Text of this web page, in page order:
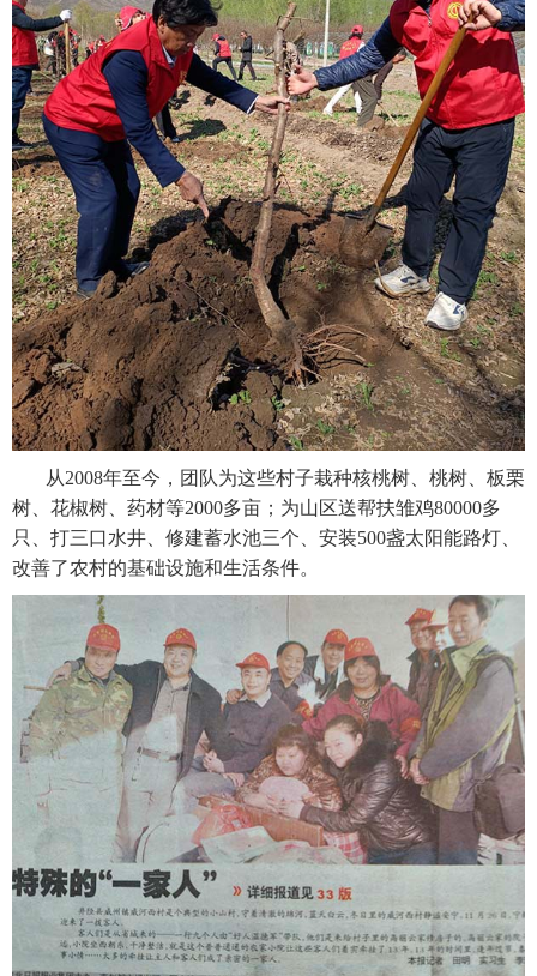
从2008年至今，团队为这些村子栽种核桃树、桃树、板栗
树、花椒树、药材等2000多亩；为山区送帮扶雏鸡80000多
只、打三口水井、修建蓄水池三个、安装500盏太阳能路灯、
改善了农村的基础设施和生活条件。